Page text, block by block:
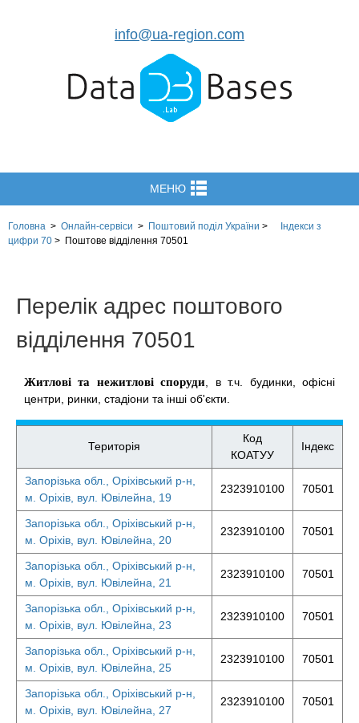
info@ua-region.com
МЕНЮ
Головна > Онлайн-сервіси > Поштовий поділ України >
Індекси з
цифри 70 > Поштове відділення 70501
Перелік адрес поштового
відділення 70501
Житлові та нежитлові споруди , в т.ч. будинки, офісні
центри, ринки, стадіони та інші об'єкти.
Територія
Код
КОАТУУ
Індекс
Запорізька обл., Оріхівський р-н,
м. Оріхів, вул. Ювілейна, 19
2323910100 70501
Запорізька обл., Оріхівський р-н,
м. Оріхів, вул. Ювілейна, 20
2323910100 70501
Запорізька обл., Оріхівський р-н,
м. Оріхів, вул. Ювілейна, 21
2323910100 70501
Запорізька обл., Оріхівський р-н,
м. Оріхів, вул. Ювілейна, 23
2323910100 70501
Запорізька обл., Оріхівський р-н,
м. Оріхів, вул. Ювілейна, 25
2323910100 70501
Запорізька обл., Оріхівський р-н,
м. Оріхів, вул. Ювілейна, 27
2323910100 70501